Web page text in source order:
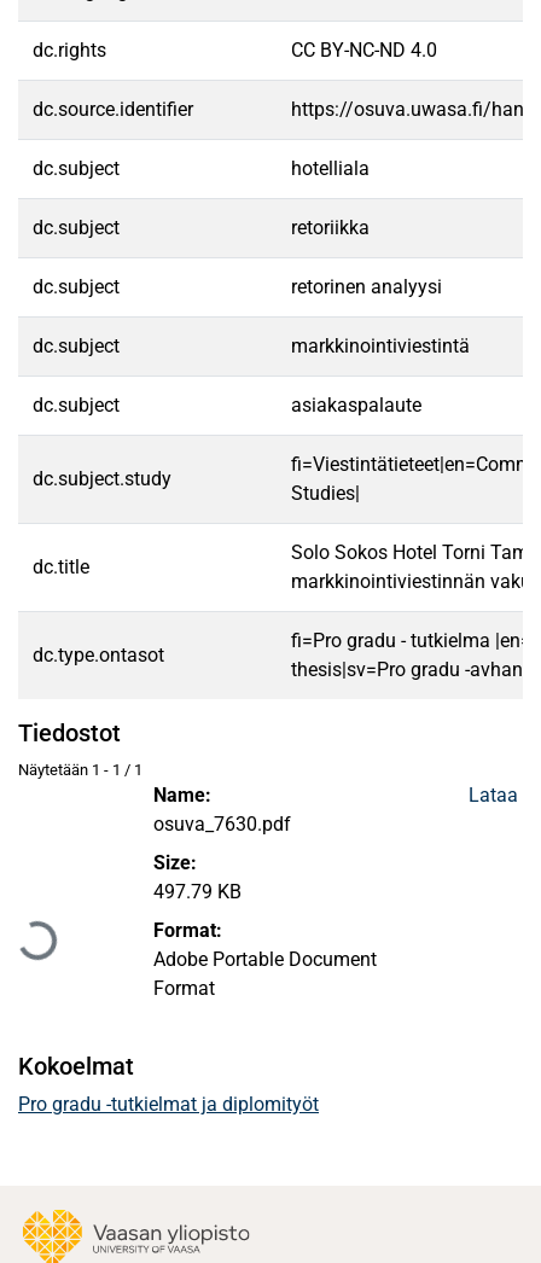
dc.rights CC BY-NC-ND 4.0
dc.source.identifier https://osuva.uwasa.fi/
dc.subject hotelliala
dc.subject retoriikka
dc.subject retorinen analyysi
dc.subject markkinointiviestintä
dc.subject asiakaspalaute
dc.subject.study
Studies|
dc.title
Solo Sokos Hotel Torni
markkinointiviestinnän
dc.type.ontasot
fi=Pro gradu - tutkielma
thesis|sv=Pro gradu -
Tiedostot
Näytetään 1 - 1 / 1
Ladataan...
Name:
osuva_7630.pdf
Size:
497.79 KB
Format:
Adobe Portable Document
Format
Lataa
Kokoelmat
Pro gradu -tutkielmat ja diplomityöt